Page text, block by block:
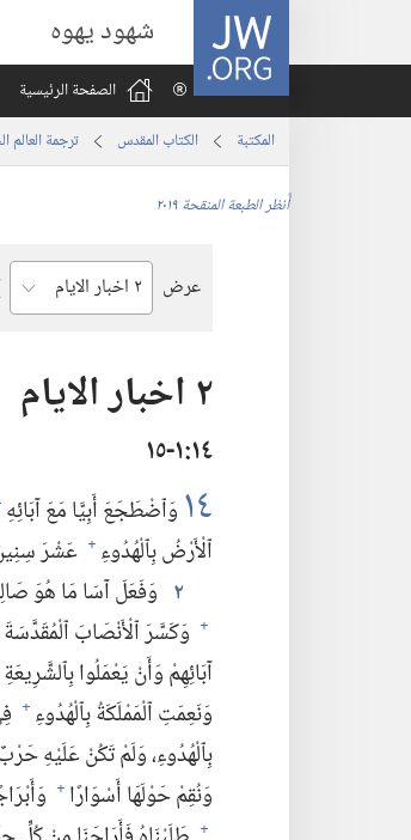
JW.ORG شهود يهوه
الصفحة الرئيسية
المكتبة الكتاب المقدس ترجمة العالم
أُنظر الطبعة المنقحة ٢٠١٩
عرض
السفر
٢ اخبار الايام
١٤‏:‏١‏-١٥
١٤ وَٱضْطَجَعَ أَبِيَّا مَعَ آبَائِهِ
ٱلْأَرْضُ بِٱلْهُدُوءِ + عَشْرَ
٢ وَفَعَلَ آسَا مَا هُوَ
+ وَكَسَّرَ ٱلْأَنْصَابَ ٱلْمُقَدَّسَةَ
آبَائِهِمْ وَأَنْ يَعْمَلُوا بِٱلشَّرِيعَةِ
وَنَعِمَتِ ٱلْمَمْلَكَةُ بِٱلْهُدُوءِ +
بِٱلْهُدُوءِ،‏ وَلَمْ تَكُنْ عَلَيْهِ
وَنُقِمْ حَوْلَهَا أَسْوَارًا +
+